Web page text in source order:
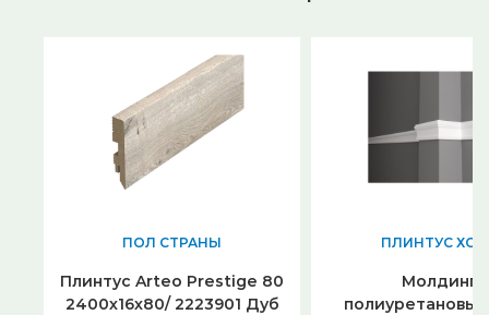
ПОЛ СТРАНЫ
Плинтус Arteo Prestige 80
2400х16х80/ 2223901 Дуб
ПЛИНТУС
Молдинг
полиуретановый